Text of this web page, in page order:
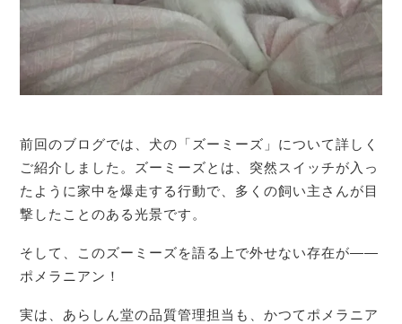
前回のブログでは、犬の「ズーミーズ」について詳しく
ご紹介しました。ズーミーズとは、突然スイッチが入っ
たように家中を爆走する行動で、多くの飼い主さんが目
撃したことのある光景です。
そして、このズーミーズを語る上で外せない存在が――
ポメラニアン！
実は、あらしん堂の品質管理担当も、かつてポメラニア